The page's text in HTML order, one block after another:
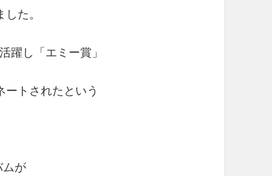
た。
躍し「エミー賞」
トされたという
が